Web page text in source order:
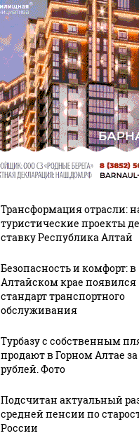
Таких событий не
было с 1945: чего
Трансформация отрасли:
туристические проекты
ставку Республика Алтай
Безопасность и комфорт: в
Алтайском крае появился
стандарт транспортного
обслуживания
Турбазу с собственным
продают в Горном Алтае
рублей. Фото
Подсчитан актуальный
средней пенсии по
России